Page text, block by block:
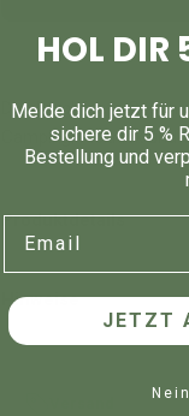
Das bruchfeste
Camping, Picknick
Produktdetails
Hinweise
HOL DIR
Melde dich jetzt für
sichere dir 5 %
Bestellung und
JETZT